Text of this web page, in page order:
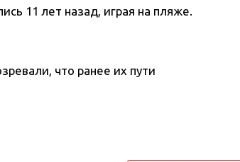
11 лет назад, играя на пляже.
что ранее их пути